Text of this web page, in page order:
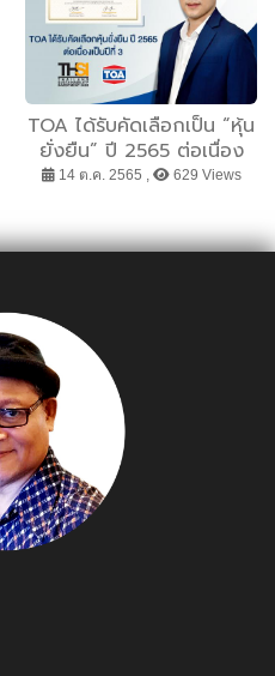
TOA ได้รับคัดเลือกเป็น “หุ้น
ยั่งยืน” ปี 2565 ต่อเนื่อง
เป็นปีที่ 3 มุ่งมั่นเติบโตอย่าง
14 ต.ค. 2565 , 629 Views